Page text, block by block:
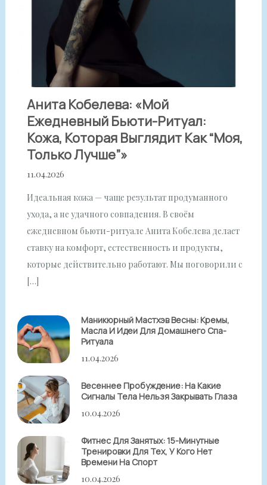
Анита Кобелева: «Мой
Ежедневный Бьюти-Ритуал:
Кожа, Которая Выглядит Как “моя,
Только Лучше”»
11.04.2026
Идеальная кожа — чаще результат продуманного
ухода, а не удачного совпадения. В своём
ежедневном бьюти-ритуале Анита Кобелева делает
ставку на комфорт, естественность и продукты,
которые действительно работают. Мы поговорили с
[…]
Маникюрный Мастхэв Весны: Кремы,
Масла И Идеи Для Домашнего Спа-
Ритуала
11.04.2026
Весеннее Пробуждение: На Какие
Сигналы Тела Нельзя Закрывать Глаза
10.04.2026
Фитнес Для Занятых: 15-Минутные
Тренировки Для Тех, У Кого Нет
Времени На Спорт
10.04.2026